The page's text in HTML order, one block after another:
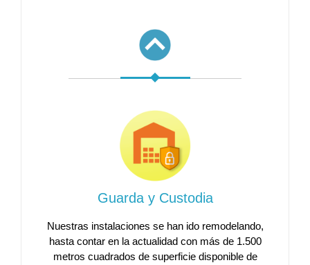
Guarda y Custodia
Nuestras instalaciones se han ido remodelando,
hasta contar en la actualidad con más de 1.500
metros cuadrados de superficie disponible de